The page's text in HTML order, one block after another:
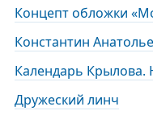
Концепт обложки
Константин
Календарь Крылова.
Дружеский линч